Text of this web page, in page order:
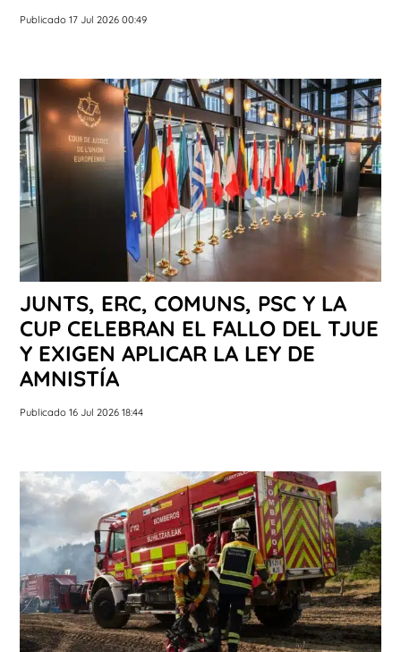
Publicado 17 Jul 2026 00:49
JUNTS, ERC, COMUNS, PSC Y LA
CUP CELEBRAN EL FALLO DEL TJUE
Y EXIGEN APLICAR LA LEY DE
AMNISTÍA
Publicado 16 Jul 2026 18:44